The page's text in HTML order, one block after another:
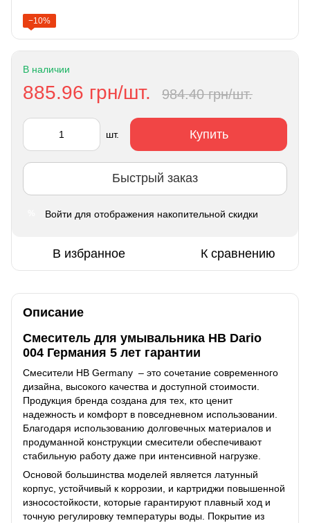
−10%
В наличии
885.96 грн/шт. 984.40 грн/шт.
шт. Купить
Быстрый заказ
Войти для отображения накопительной скидки
В избранное К сравнению
Описание
Смеситель для умывальника HB Dario
004 Германия 5 лет гарантии
Смесители HB Germany – это сочетание современного
дизайна, высокого качества и доступной стоимости.
Продукция бренда создана для тех, кто ценит
надежность и комфорт в повседневном использовании.
Благодаря использованию долговечных материалов и
продуманной конструкции смесители обеспечивают
стабильную работу даже при интенсивной нагрузке.
Основой большинства моделей является латунный
корпус, устойчивый к коррозии, и картриджи повышенной
износостойкости, которые гарантируют плавный ход и
точную регулировку температуры воды. Покрытие из